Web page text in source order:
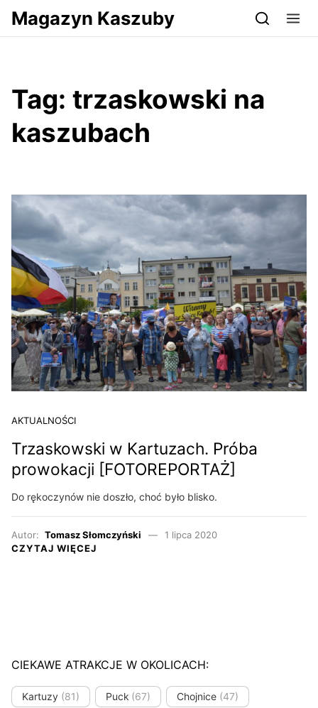
Przejdź do serwisu magazynkaszuby.pl
Magazyn Kaszuby
Tag: trzaskowski na
kaszubach
AKTUALNOŚCI
Trzaskowski w Kartuzach. Próba
prowokacji [FOTOREPORTAŻ]
Do rękoczynów nie doszło, choć było blisko.
Autor: Tomasz Słomczyński
1 lipca 2020
CZYTAJ WIĘCEJ
CIEKAWE ATRAKCJE W OKOLICACH:
Kartuzy (81) Puck (67) Chojnice (47)